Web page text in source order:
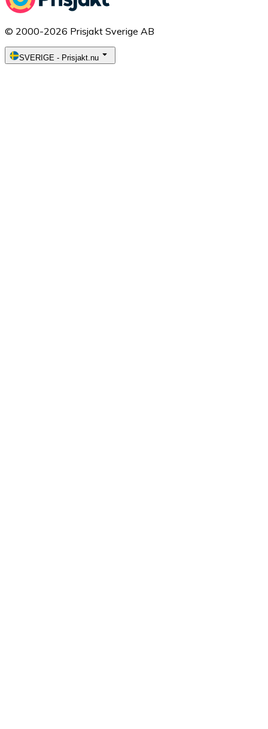
© 2000-2026 Prisjakt Sverige AB
SVERIGE - Prisjakt.nu